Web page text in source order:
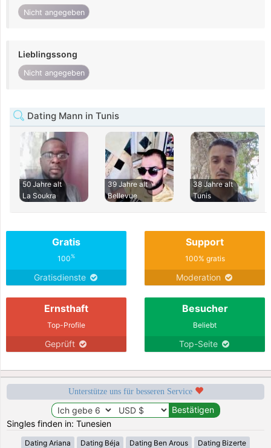
Nicht angegeben
Lieblingssong
Nicht angegeben
Dating Mann in Tunis
50 Jahre alt
La Soukra
39 Jahre alt
Bellevue
38 Jahre alt
Tunis
Gratis
100%
Gratisdienste
Support
100% gratis
Moderation
Ernsthaft
Top-Profile
Geprüft
Besucher
Beliebt
Top-Seite
Unterstütze uns für besseren Service
Singles finden in: Tunesien
Dating Ariana Dating Béja Dating Ben Arous Dating Bizerte